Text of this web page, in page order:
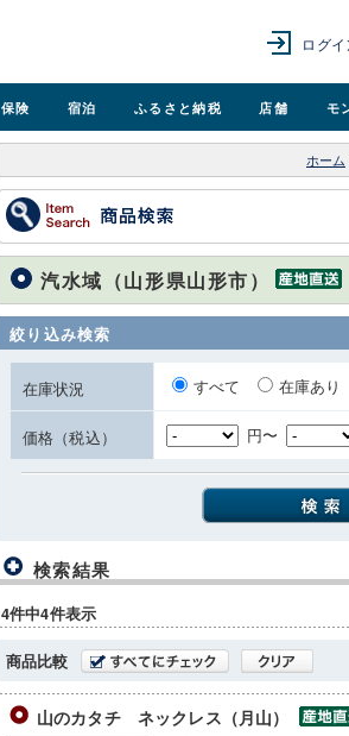
ログイ
保険 宿泊 ふるさと納税 店舗 モ
ホーム
汽水域（山形県山形市）
絞り込み検索
在庫状況 すべて 在庫あり
価格（税込） 円〜
検索結果
4件中4件表示
商品比較
山のカタチ ネックレス（月山）